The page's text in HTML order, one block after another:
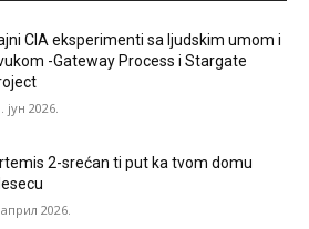
CIA eksperimenti sa ljudskim umom i
-Gateway Process i Stargate
јун 2026.
2-srećan ti put ka tvom domu
2026.